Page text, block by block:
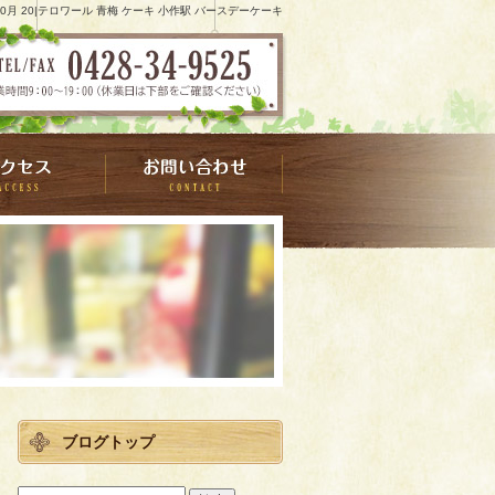
月 20|テロワール 青梅 ケーキ 小作駅 バースデーケーキ
ブログトップ